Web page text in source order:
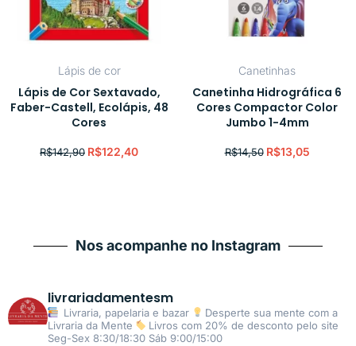
Lápis de cor
Lápis de Cor Sextavado,
Faber-Castell, Ecolápis, 48
Cores
R$142,90 R$122,40
Canetinhas
Canetinha Hidrográfica 6
Cores Compactor Color
Jumbo 1-4mm
R$14,50 R$13,05
Nos acompanhe no Instagram
livrariadamentesm
Livraria, papelaria e bazar
Desperte sua mente com a
Livraria da Mente
Livros com 20% de desconto pelo site
Seg-Sex 8:30/18:30 Sáb 9:00/15:00